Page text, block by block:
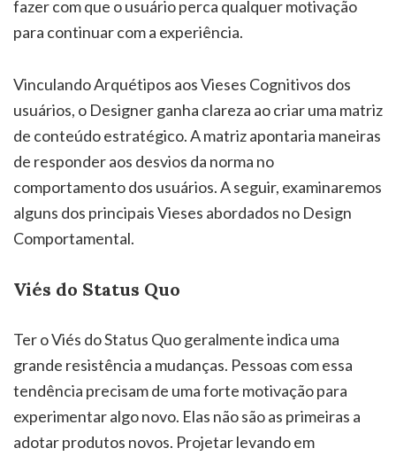
fazer com que o usuário perca qualquer motivação
para continuar com a experiência.
Vinculando Arquétipos aos Vieses Cognitivos dos
usuários, o Designer ganha clareza ao criar uma matriz
de conteúdo estratégico. A matriz apontaria maneiras
de responder aos desvios da norma no
comportamento dos usuários. A seguir, examinaremos
alguns dos principais Vieses abordados no Design
Comportamental.
Viés do Status Quo
Ter o Viés do Status Quo geralmente indica uma
grande resistência a mudanças. Pessoas com essa
tendência precisam de uma forte motivação para
experimentar algo novo. Elas não são as primeiras a
adotar produtos novos. Projetar levando em